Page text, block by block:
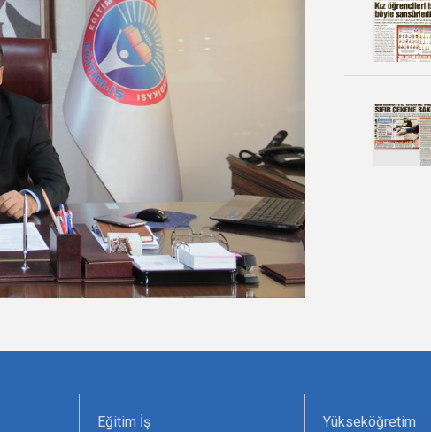
Eğitim İş
Yükseköğretim